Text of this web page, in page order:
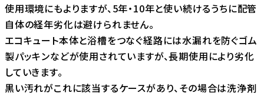
使用環境にもよりますが、5年・10年と使い続けるうちに配管
自体の経年劣化は避けられません。
エコキュート本体と浴槽をつなぐ経路には水漏れを防ぐゴム
製パッキンなどが使用されていますが、長期使用により劣化
していきます。
黒い汚れがこれに該当するケースがあり、その場合は洗浄剤